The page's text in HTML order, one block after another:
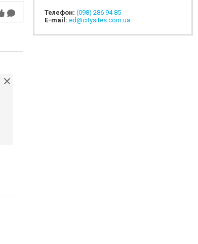
Телефон: (098) 286 94 85
E-mail: ed@citysites.com.ua